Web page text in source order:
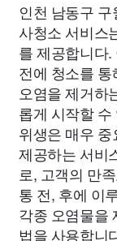
인천 남동구
사청소 서비스
를 제공합니다
전에 청소를
오염을 제거하
롭게 시작할
위생은 매우
제공하는 서비
로, 고객의 만
통 전, 후에 이
각종 오염물을
법을 사용합니